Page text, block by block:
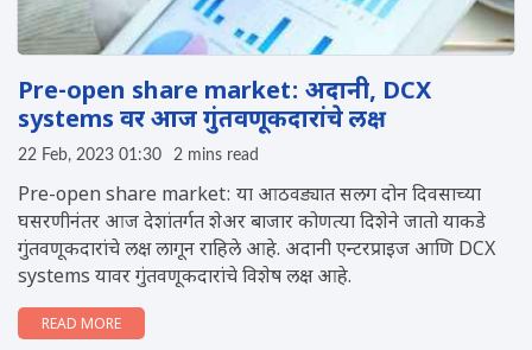
Pre-open share market: अदानी, DCX
systems वर आज गुंतवणूकदारांचे लक्ष
22 Feb, 2023 01:30 2 mins read
Pre-open share market: या आठवड्यात सलग दोन दिवसाच्या
घसरणीनंतर आज देशांतर्गत शेअर बाजार कोणत्या दिशेने जातो याकडे
गुंतवणूकदारांचे लक्ष लागून राहिले आहे. अदानी एन्टरप्राइज आणि DCX
systems यावर गुंतवणूकदारांचे विशेष लक्ष आहे.
READ MORE